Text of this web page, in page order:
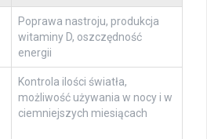
Poprawa nastroju, produkcja
witaminy D, oszczędność
energii
Kontrola ilości światła,
możliwość używania w nocy i w
ciemniejszych miesiącach